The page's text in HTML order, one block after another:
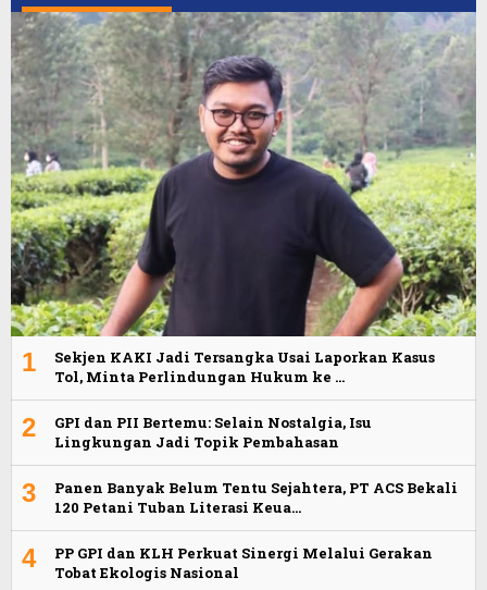
1
Sekjen KAKI Jadi Tersangka Usai Laporkan Kasus
Tol, Minta Perlindungan Hukum ke …
2
GPI dan PII Bertemu: Selain Nostalgia, Isu
Lingkungan Jadi Topik Pembahasan
3
Panen Banyak Belum Tentu Sejahtera, PT ACS Bekali
120 Petani Tuban Literasi Keua…
4
PP GPI dan KLH Perkuat Sinergi Melalui Gerakan
Tobat Ekologis Nasional